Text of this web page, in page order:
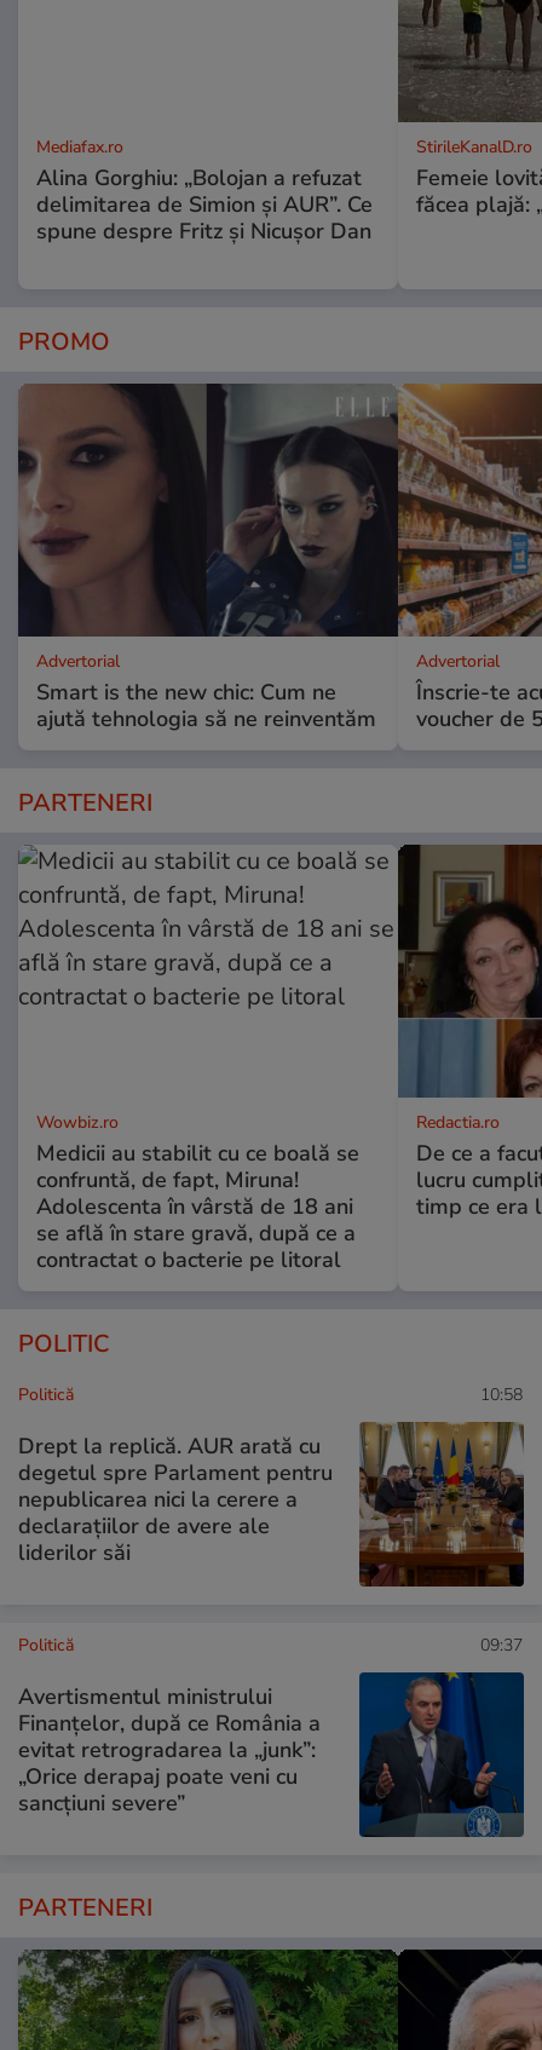
Mediafax.ro
Alina Gorghiu: „Bolojan a refuzat
delimitarea de Simion și AUR”. Ce
spune despre Fritz și Nicușor Dan
StirileKanalD.ro
Femeie
făcea plajă:
PROMO
Advertorial
Smart is the new chic: Cum ne
ajută tehnologia să ne reinventăm
Advertorial
Înscrie-te
voucher de
PARTENERI
Wowbiz.ro
Medicii au stabilit cu ce boală se
confruntă, de fapt, Miruna!
Adolescenta în vârstă de 18 ani
se află în stare gravă, după ce a
contractat o bacterie pe litoral
Redactia.ro
De ce a
lucru
timp ce era
POLITIC
Politică 10:58
Drept la replică. AUR arată cu
degetul spre Parlament pentru
nepublicarea nici la cerere a
declarațiilor de avere ale
liderilor săi
Politică 09:37
Avertismentul ministrului
Finanțelor, după ce România a
evitat retrogradarea la „junk”:
„Orice derapaj poate veni cu
sancțiuni severe”
PARTENERI